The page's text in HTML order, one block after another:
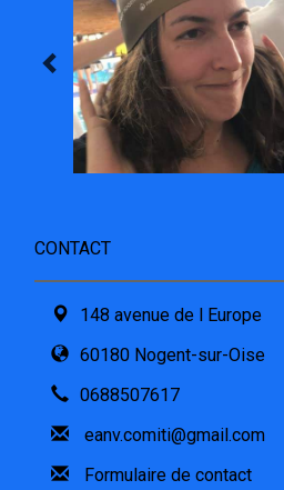
CONTACT
148 avenue de l Europe
60180 Nogent-sur-Oise
0688507617
eanv.comiti@gmail.com
Formulaire de contact